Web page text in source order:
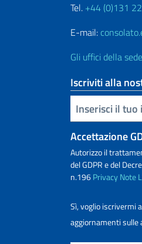
Tel. +44 (0)131
E-mail:
Gli uffici della sede
Iscriviti alla
Inserisci la tua email
Accettazione
Autorizzo il
del GDPR e del
n.196PrivacyNote
Sì, voglio iscrivermi
aggiornamenti sulle